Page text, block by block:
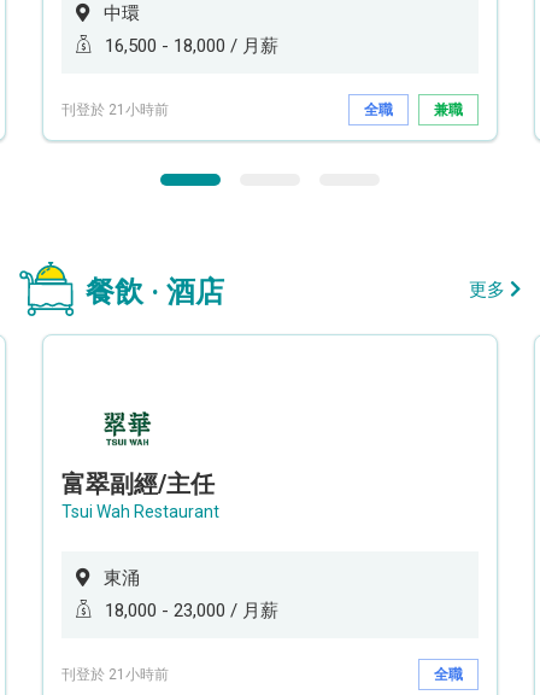
中環
16,500 - 18,000 / 月薪
刊登於 21小時前 全職 兼職
餐飲 · 酒店 更多
富翠副經/主任
Tsui Wah Restaurant
東涌
18,000 - 23,000 / 月薪
刊登於 21小時前 全職